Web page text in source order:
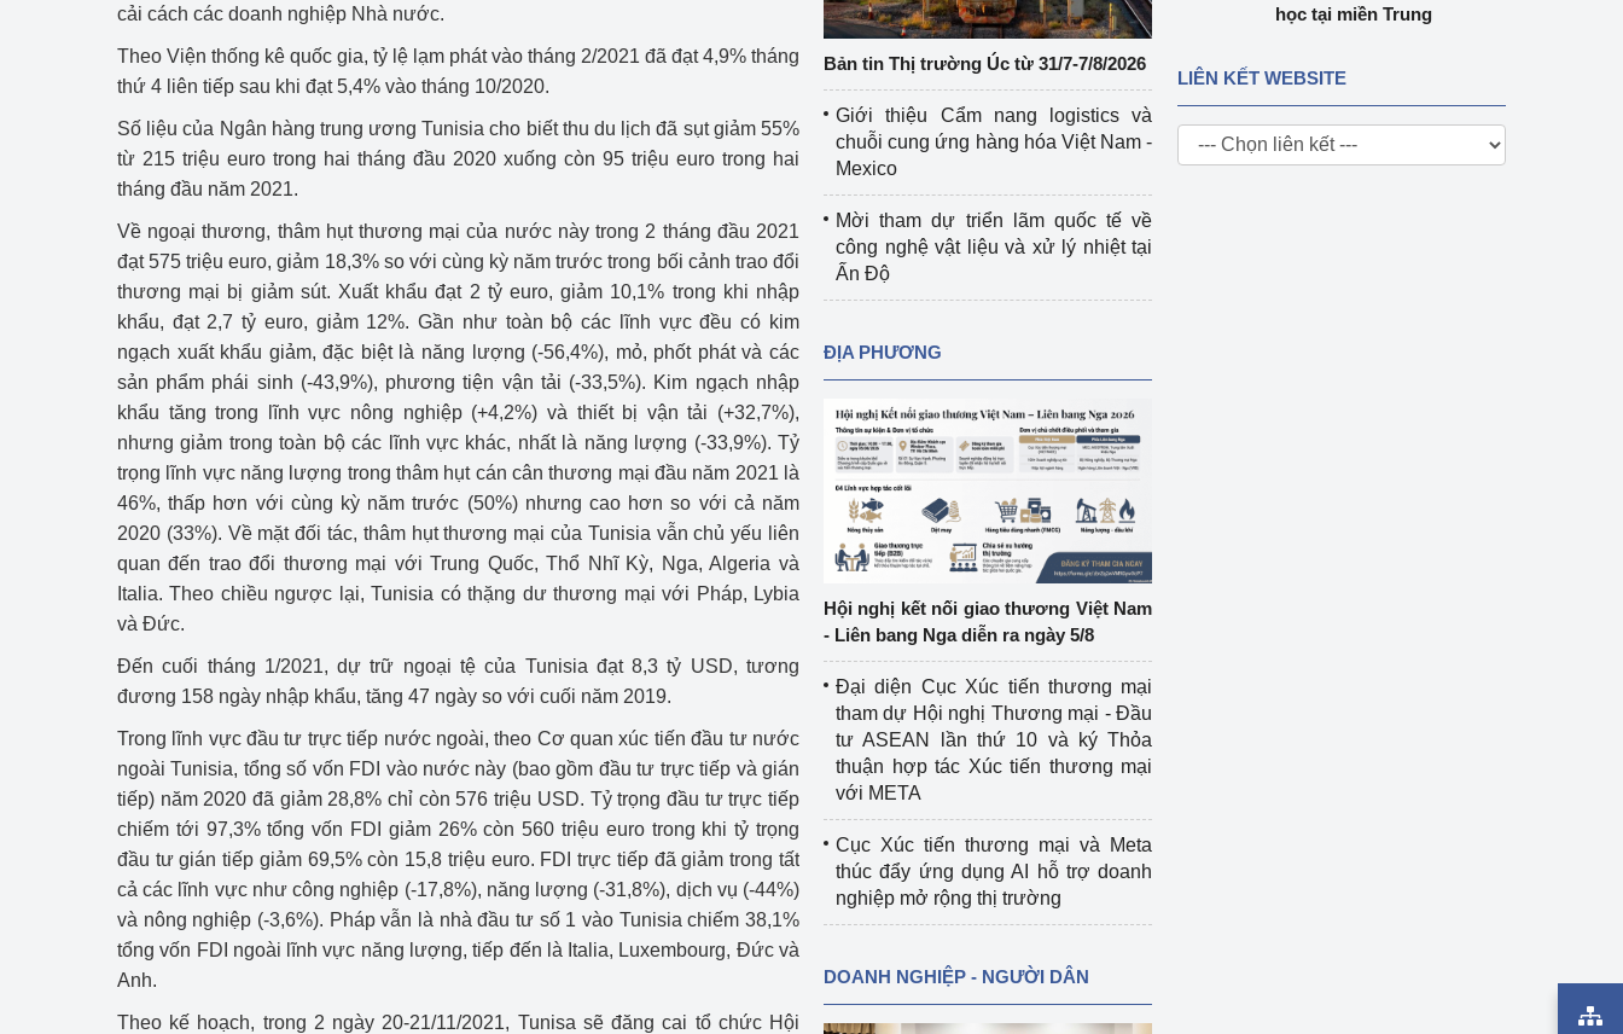
Tổ chức huấn luyện, bồi dưỡng
nghiệp vụ kiểm định kỹ thuật an toàn
Khoa học, công nghệ và đổi mới sáng
tạo
Bảo vệ môi trường Video bảo vệ môi trường
Văn bản về môi trường
Đọc báo giúp bạn
Doanh nghiệp - Người dân
Xúc tiến thương mại Khu vực miền Bắc
Khu vực miền Trung
Khu vực miền Nam
Thị trường nước ngoàiHiệp định EVFTA
Thị trường châu Á – châu Phi
Thị trường châu Âu – châu Mỹ
Thị trường trong nước
Ngành Công Thương đưa nghị quyết
Đại hội XIV của Đảng vào cuộc sống
Phát triển công nghiệpCông nghiệp nền tảng
Chính sách
Phát triển năng lượng
cải cách các doanh nghiệp Nhà nước.
Theo Viện thống kê quốc gia, tỷ lệ lạm phát vào tháng 2/2021 đã đạt 4,9% tháng
thứ 4 liên tiếp sau khi đạt 5,4% vào tháng 10/2020.
Số liệu của Ngân hàng trung ương Tunisia cho biết thu du lịch đã sụt giảm 55%
từ 215 triệu euro trong hai tháng đầu 2020 xuống còn 95 triệu euro trong hai
tháng đầu năm 2021.
Về ngoại thương, thâm hụt thương mại của nước này trong 2 tháng đầu 2021
đạt 575 triệu euro, giảm 18,3% so với cùng kỳ năm trước trong bối cảnh trao đổi
thương mại bị giảm sút. Xuất khẩu đạt 2 tỷ euro, giảm 10,1% trong khi nhập
khẩu, đạt 2,7 tỷ euro, giảm 12%. Gần như toàn bộ các lĩnh vực đều có kim
ngạch xuất khẩu giảm, đặc biệt là năng lượng (-56,4%), mỏ, phốt phát và các
sản phẩm phái sinh (-43,9%), phương tiện vận tải (-33,5%). Kim ngạch nhập
khẩu tăng trong lĩnh vực nông nghiệp (+4,2%) và thiết bị vận tải (+32,7%),
nhưng giảm trong toàn bộ các lĩnh vực khác, nhất là năng lượng (-33,9%). Tỷ
trọng lĩnh vực năng lượng trong thâm hụt cán cân thương mại đầu năm 2021 là
46%, thấp hơn với cùng kỳ năm trước (50%) nhưng cao hơn so với cả năm
2020 (33%). Về mặt đối tác, thâm hụt thương mại của Tunisia vẫn chủ yếu liên
quan đến trao đổi thương mại với Trung Quốc, Thổ Nhĩ Kỳ, Nga, Algeria và
Italia. Theo chiều ngược lại, Tunisia có thặng dư thương mại với Pháp, Lybia
và Đức.
Đến cuối tháng 1/2021, dự trữ ngoại tệ của Tunisia đạt 8,3 tỷ USD, tương
đương 158 ngày nhập khẩu, tăng 47 ngày so với cuối năm 2019.
Trong lĩnh vực đầu tư trực tiếp nước ngoài, theo Cơ quan xúc tiến đầu tư nước
ngoài Tunisia, tổng số vốn FDI vào nước này (bao gồm đầu tư trực tiếp và gián
tiếp) năm 2020 đã giảm 28,8% chỉ còn 576 triệu USD. Tỷ trọng đầu tư trực tiếp
chiếm tới 97,3% tổng vốn FDI giảm 26% còn 560 triệu euro trong khi tỷ trọng
đầu tư gián tiếp giảm 69,5% còn 15,8 triệu euro. FDI trực tiếp đã giảm trong tất
cả các lĩnh vực như công nghiệp (-17,8%), năng lượng (-31,8%), dịch vụ (-44%)
và nông nghiệp (-3,6%). Pháp vẫn là nhà đầu tư số 1 vào Tunisia chiếm 38,1%
tổng vốn FDI ngoài lĩnh vực năng lượng, tiếp đến là Italia, Luxembourg, Đức và
Anh.
Theo kế hoạch, trong 2 ngày 20-21/11/2021, Tunisa sẽ đăng cai tổ chức Hội
Bản tin Thị trường Úc từ 31/7-7/8/2026
Giới thiệu Cẩm nang logistics và
chuỗi cung ứng hàng hóa Việt Nam -
Mexico
Mời tham dự triển lãm quốc tế về
công nghệ vật liệu và xử lý nhiệt tại
Ấn Độ
ĐỊA PHƯƠNG
Hội nghị kết nối giao thương Việt Nam
- Liên bang Nga diễn ra ngày 5/8
Đại diện Cục Xúc tiến thương mại
tham dự Hội nghị Thương mại - Đầu
tư ASEAN lần thứ 10 và ký Thỏa
thuận hợp tác Xúc tiến thương mại
với META
Cục Xúc tiến thương mại và Meta
thúc đẩy ứng dụng AI hỗ trợ doanh
nghiệp mở rộng thị trường
DOANH NGHIỆP - NGƯỜI DÂN
học tại miền Trung
LIÊN KẾT WEBSITE